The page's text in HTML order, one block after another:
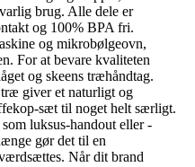
brug. Alle dele er
og 100% BPA fri.
og mikrobølgeovn,
For at bevare kvaliteten
og skeens træhåndtag.
giver et naturligt og
sæt til noget helt særligt.
luksus-handout eller -
gør det til en
Når dit brand